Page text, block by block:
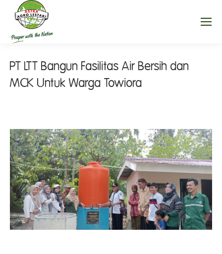
PT LTT Bangun Fasilitas Air Bersih dan
MCK Untuk Warga Towiora